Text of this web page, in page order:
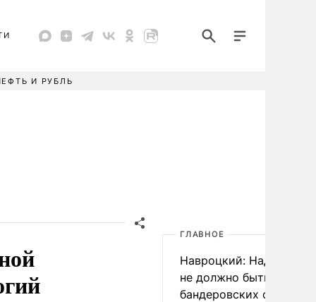
И РУБЛЬ
ГЛАВНОЕ
Навроцкий: Над
не должно быть
бандеровских флагов